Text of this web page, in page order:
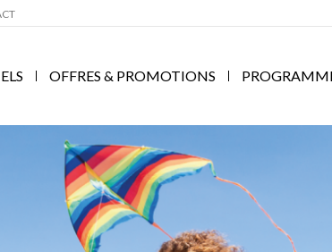
OFFRES & PROMOTIONS